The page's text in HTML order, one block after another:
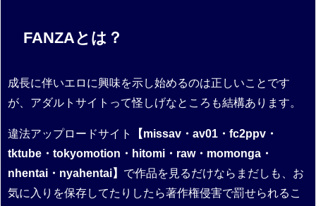
FANZAとは？
成長に伴いエロに興味を示し始めるのは正しいことです
が、アダルトサイトって怪しげなところも結構あります。
違法アップロードサイト
【missav・av01・fc2ppv・
tktube・tokyomotion・hitomi・raw・momonga・
nhentai・nyahentai】 で作品を見るだけならまだしも、お
気に入りを保存してたりしたら著作権侵害で罰せられるこ